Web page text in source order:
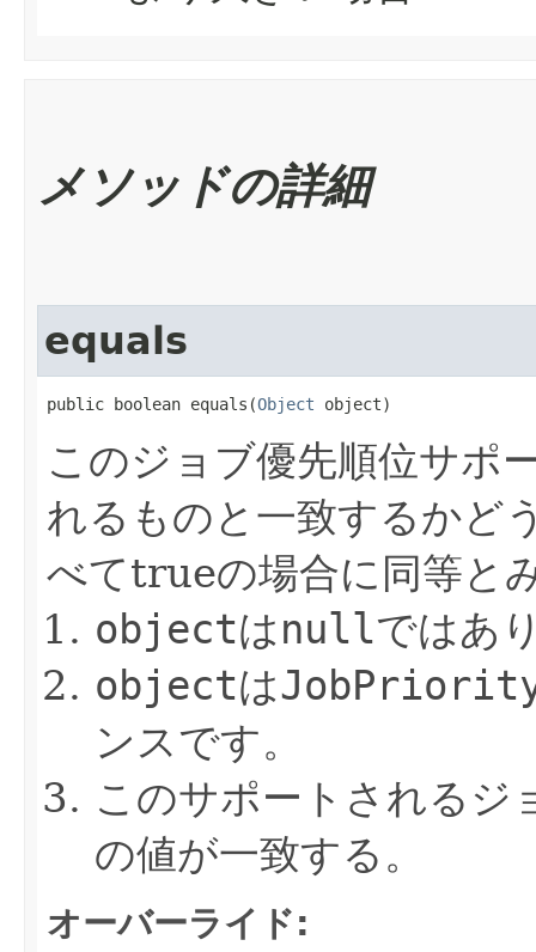
メソッドの詳細
equals
public boolean equals​(Object object)
このジョブ優先順位サポ
れるものと一致するかど
べてtrueの場合に同等と
objectはnullではあ
objectは
ンスです。
このサポートされるジ
の値が一致する。
オーバーライド: